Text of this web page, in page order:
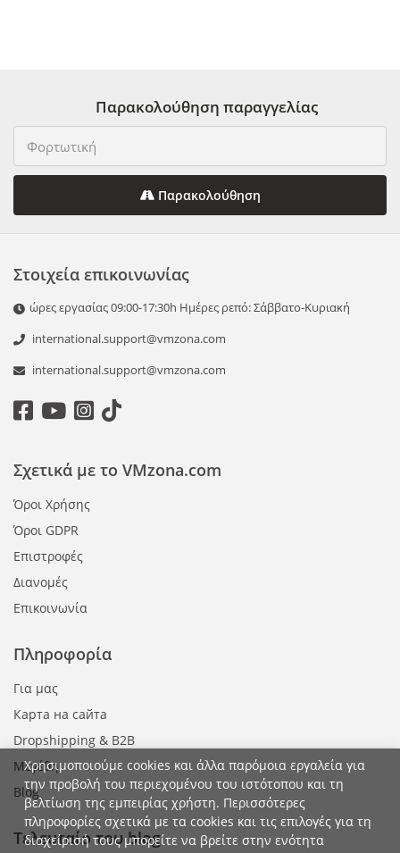
Χρησιμοποιούμε cookies και άλλα παρόμοια εργαλεία για
την προβολή του περιεχομένου του ιστότοπου και τη
βελτίωση της εμπειρίας χρήστη. Περισσότερες
πληροφορίες σχετικά με τα cookies και τις επιλογές για τη
διαχείρισή τους μπορείτε να βρείτε στην ενότητα
Παρακολούθηση παραγγελίας
Παρακολούθηση
Στοιχεία επικοινωνίας
ώρες εργασίας 09:00-17:30h Ημέρες ρεπό: Σάββατο-Κυριακή
international.support@vmzona.com
international.support@vmzona.com
Πληροφορία
Για μας
Карта на сайта
Dropshipping & B2B
Μεγέθη
Blog
Σχετικά με το VMzona.com
Όροι Χρήσης
Όροι GDPR
Επιστροφές
Διανομές
Επικοινωνία
Τελευταίο του blog